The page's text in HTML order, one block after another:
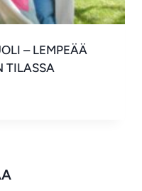
– LEMPEÄÄ
TILASSA